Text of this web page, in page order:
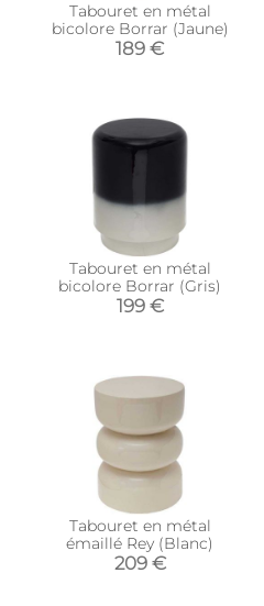
Tabouret en métal
bicolore Borrar (Jaune)
189 €
Tabouret en métal
bicolore Borrar (Gris)
199 €
Tabouret en métal
émaillé Rey (Blanc)
209 €